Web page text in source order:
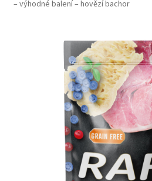
Košík
Vše pro kočky
– výhodné balení – hovězí bachor